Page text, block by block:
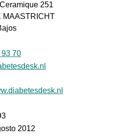
251
MAASTRICHT
70
2012